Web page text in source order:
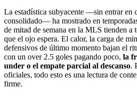
La estadística subyacente —sin entrar en
consolidado— ha mostrado en
de mitad de semana en la MLS tienden a
que el ojo espera. El calor, la carga de
defensivos de último momento bajan el
con un over 2.5 goles pagando poco, la
under o el empate parcial al descanso.
oficiales, todo esto es una lectura de
firme.